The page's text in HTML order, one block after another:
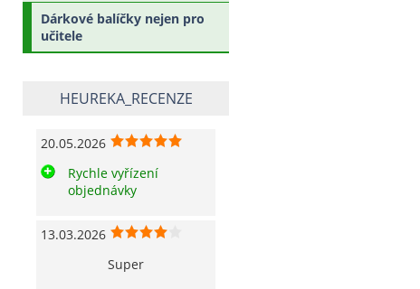
Dárkové balíčky nejen pro
učitele
HEUREKA_RECENZE
20.05.2026
Rychle vyřízení
objednávky
13.03.2026
Super